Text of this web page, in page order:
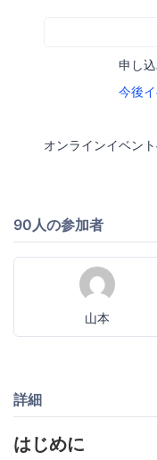
申し
今後
オンラインイベン
90人の参加者
山本
詳細
はじめに